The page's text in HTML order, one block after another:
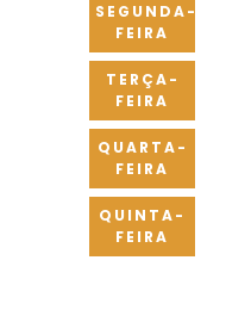
SEGUNDA-
FEIRA
TERÇA-
FEIRA
QUARTA-
FEIRA
QUINTA-
FEIRA